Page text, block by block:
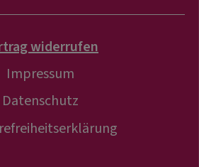
widerrufen
Impressum
Datenschutz